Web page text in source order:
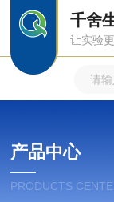
千舍
让实验
产品中心
PRODUCTS